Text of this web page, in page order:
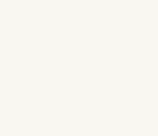
￥116,100￥101,500